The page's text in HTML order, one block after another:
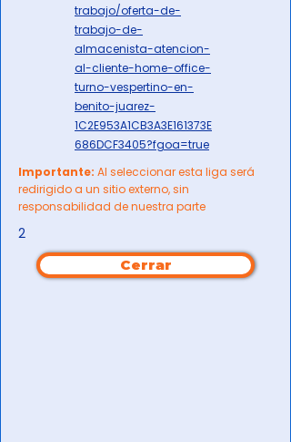
trabajo/oferta-de-
trabajo-de-
almacenista-atencion-
al-cliente-home-office-
turno-vespertino-en-
benito-juarez-
1C2E953A1CB3A3E161373E
686DCF3405?fgoa=true
Importante: Al seleccionar esta liga será
redirigido a un sitio externo, sin
responsabilidad de nuestra parte
2
Cerrar